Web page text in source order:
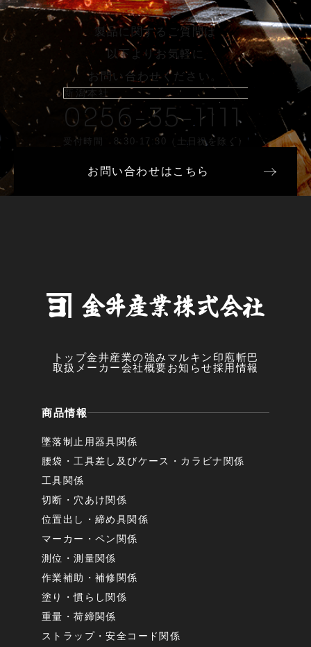
製品に関するご質問は
以下よりお気軽に
お問い合わせください。
新潟本社
0256-35-1111
受付時間 8:30-17:30（土日祝を除く）
お問い合わせはこちら
トップ金井産業の強み マルキン印 庖斬巴
取扱メーカー会社概要お知らせ採用情報
商品情報
墜落制止用器具関係
腰袋・工具差し及びケース・カラビナ関係
工具関係
切断・穴あけ関係
位置出し・締め具関係
マーカー・ペン関係
測位・測量関係
作業補助・補修関係
塗り・慣らし関係
重量・荷締関係
ストラップ・安全コード関係